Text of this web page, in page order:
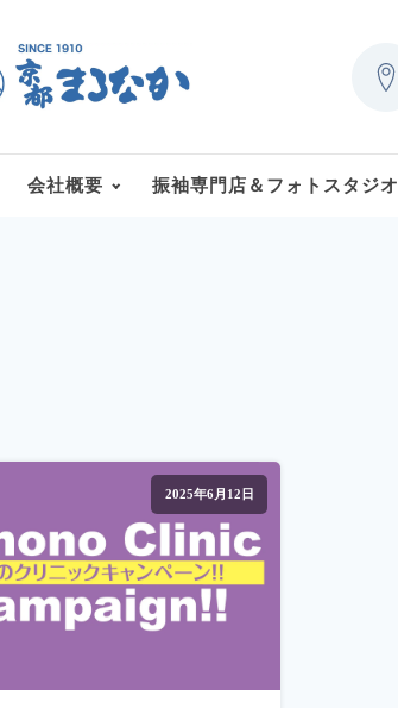
会社概要 振袖専門店＆フォトスタジオ
2025年6月12日